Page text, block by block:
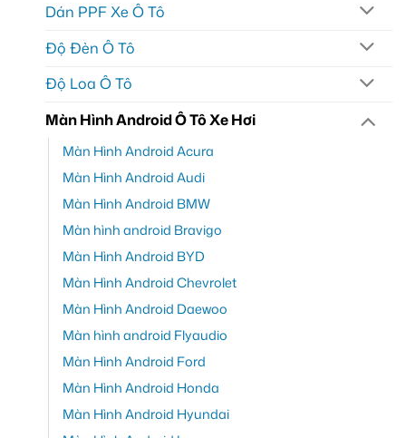
Dán PPF Xe Ô Tô
Độ Đèn Ô Tô
Độ Loa Ô Tô
Màn Hình Android Ô Tô Xe Hơi
Màn Hình Android Acura
Màn Hình Android Audi
Màn Hình Android BMW
Màn hình android Bravigo
Màn Hình Android BYD
Màn Hình Android Chevrolet
Màn Hình Android Daewoo
Màn hình android Flyaudio
Màn Hình Android Ford
Màn Hình Android Honda
Màn Hình Android Hyundai